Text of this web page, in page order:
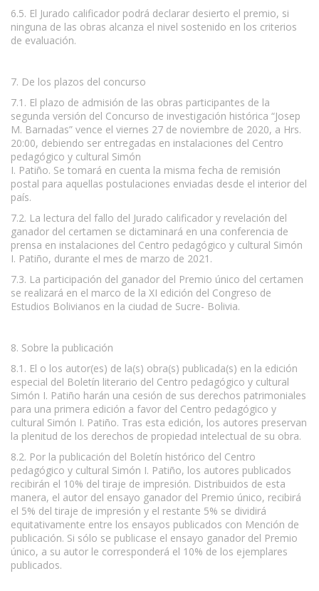
6.5. El Jurado calificador podrá declarar desierto el premio, si
ninguna de las obras alcanza el nivel sostenido en los criterios
de evaluación.
7. De los plazos del concurso
7.1. El plazo de admisión de las obras participantes de la
segunda versión del Concurso de investigación histórica “Josep
M. Barnadas” vence el viernes 27 de noviembre de 2020, a Hrs.
20:00, debiendo ser entregadas en instalaciones del Centro
pedagógico y cultural Simón
I. Patiño. Se tomará en cuenta la misma fecha de remisión
postal para aquellas postulaciones enviadas desde el interior del
país.
7.2. La lectura del fallo del Jurado calificador y revelación del
ganador del certamen se dictaminará en una conferencia de
prensa en instalaciones del Centro pedagógico y cultural Simón
I. Patiño, durante el mes de marzo de 2021.
7.3. La participación del ganador del Premio único del certamen
se realizará en el marco de la XI edición del Congreso de
Estudios Bolivianos en la ciudad de Sucre- Bolivia.
8. Sobre la publicación
8.1. El o los autor(es) de la(s) obra(s) publicada(s) en la edición
especial del Boletín literario del Centro pedagógico y cultural
Simón I. Patiño harán una cesión de sus derechos patrimoniales
para una primera edición a favor del Centro pedagógico y
cultural Simón I. Patiño. Tras esta edición, los autores preservan
la plenitud de los derechos de propiedad intelectual de su obra.
8.2. Por la publicación del Boletín histórico del Centro
pedagógico y cultural Simón I. Patiño, los autores publicados
recibirán el 10% del tiraje de impresión. Distribuidos de esta
manera, el autor del ensayo ganador del Premio único, recibirá
el 5% del tiraje de impresión y el restante 5% se dividirá
equitativamente entre los ensayos publicados con Mención de
publicación. Si sólo se publicase el ensayo ganador del Premio
único, a su autor le corresponderá el 10% de los ejemplares
publicados.